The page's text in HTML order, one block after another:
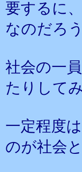
要するに
なのだろ
社会の一
たりして
一定程度
のが社会